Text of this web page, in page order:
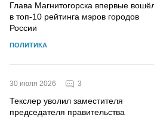
Глава Магнитогорска впервые
в топ-10 рейтинга мэров городов
России
ПОЛИТИКА
30 июля 2026 3
Текслер уволил заместителя
председателя правительства